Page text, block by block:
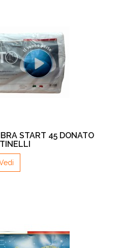
START 45 DONATO